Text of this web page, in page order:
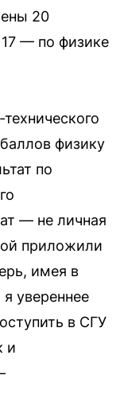
20
— по физике
физику
по
— не личная
приложили
имея в
увереннее
в СГУ
и